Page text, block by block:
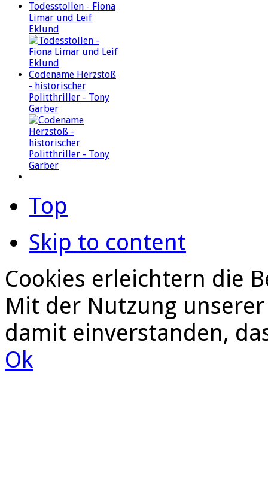
Todesstollen - Fiona
Limar und Leif
Eklund
Codename Herzstoß
- historischer
Politthriller - Tony
Garber
Top
Skip to content
Cookies erleichtern die
Mit der Nutzung
damit einverstanden,
Ok